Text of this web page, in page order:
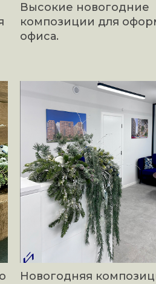
Высокие новогодние
композиции для
офиса.
Новогодняя